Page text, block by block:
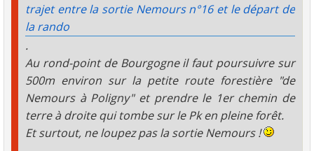
trajet entre la sortie Nemours n°16 et le départ de
la rando
.
Au rond-point de Bourgogne il faut poursuivre sur
500m environ sur la petite route forestière "de
Nemours à Poligny" et prendre le 1er chemin de
terre à droite qui tombe sur le Pk en pleine forêt.
Et surtout, ne loupez pas la sortie Nemours !